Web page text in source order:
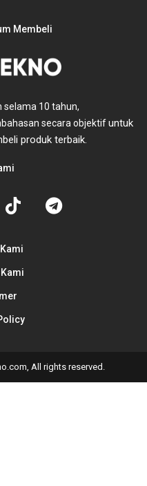
Membeli
selama 10 tahun,
secara objektifuntuk
produk terbaik.
All rights reserved.